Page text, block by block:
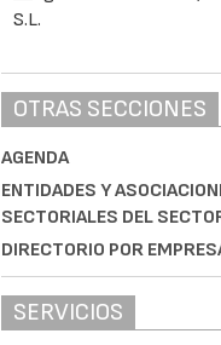
OTRAS SECCIONES
AGENDA
ENTIDADES Y
SECTORIALES DEL
DIRECTORIO POR
SERVICIOS